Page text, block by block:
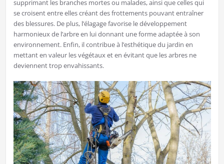
supprimant les branches mortes ou malades, ainsi que celles qui
se croisent entre elles créant des frottements pouvant entraîner
des blessures. De plus, l’élagage favorise le développement
harmonieux de l’arbre en lui donnant une forme adaptée à son
environnement. Enfin, il contribue à l’esthétique du jardin en
mettant en valeur les végétaux et en évitant que les arbres ne
deviennent trop envahissants.